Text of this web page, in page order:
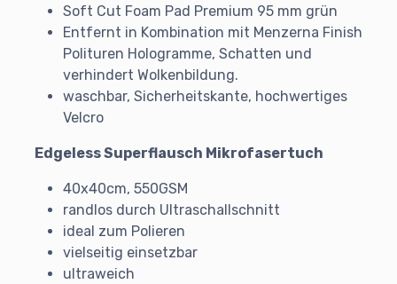
Soft Cut Foam Pad Premium 95 mm grün
Entfernt in Kombination mit Menzerna Finish
Polituren Hologramme, Schatten und
verhindert Wolkenbildung.
waschbar, Sicherheitskante, hochwertiges
Velcro
Edgeless Superflausch Mikrofasertuch
40x40cm, 550GSM
randlos durch Ultraschallschnitt
ideal zum Polieren
vielseitig einsetzbar
ultraweich